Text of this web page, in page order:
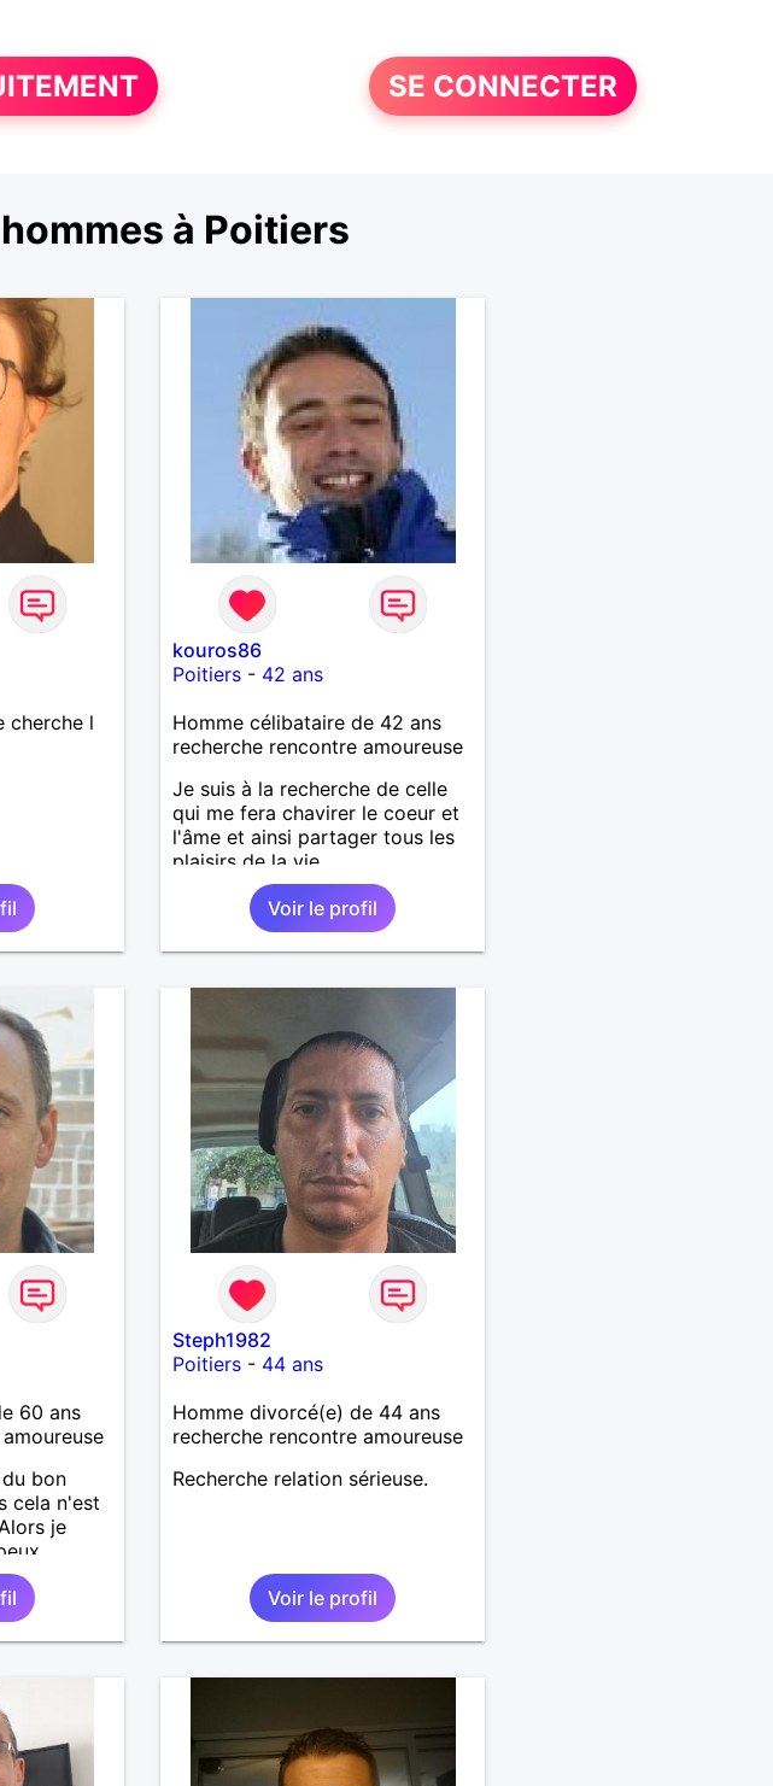
SE CONNECTER
à Poitiers
cherche l
kouros86
Poitiers - 42 ans
Homme célibataire de 42 ans
recherche rencontre amoureuse
Je suis à la recherche de celle
qui me fera chavirer le coeur et
l'âme et ainsi partager tous les
plaisirs de la vie.
Voir le profil
60 ans
bon
cela n'est
je
Steph1982
Poitiers - 44 ans
Homme divorcé(e) de 44 ans
recherche rencontre amoureuse
Recherche relation sérieuse.
Voir le profil